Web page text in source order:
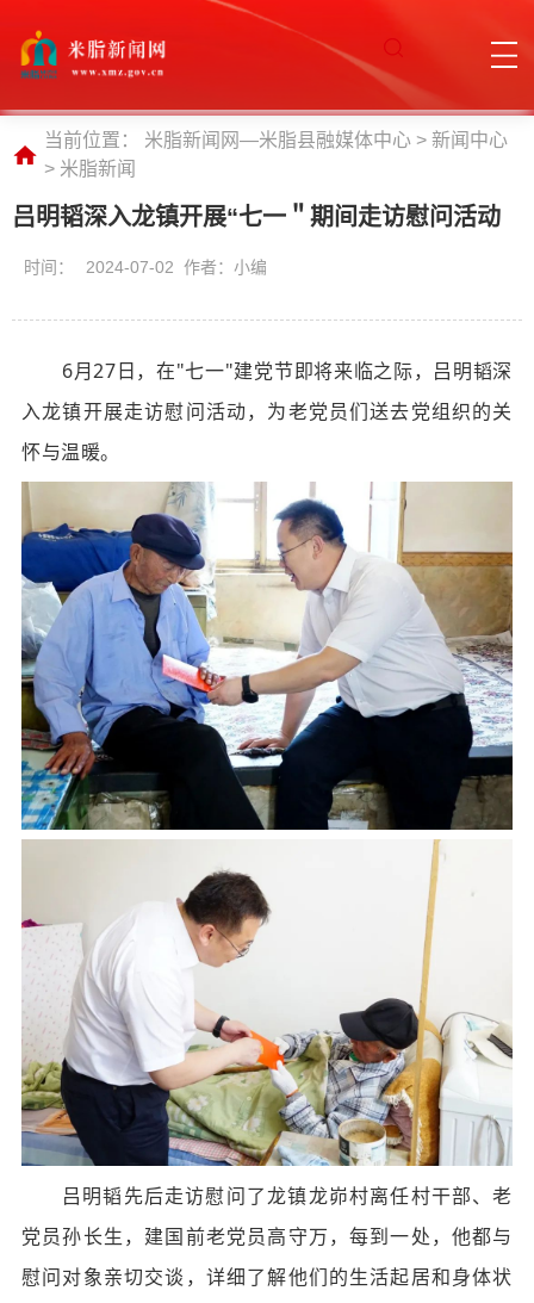
当前位置： 米脂新闻网—米脂县融媒体中心 > 新闻中心
> 米脂新闻
吕明韬深入龙镇开展“七一＂期间走访慰问活动
时间： 2024-07-02 作者：小编
6月27日，在"七一"建党节即将来临之际，吕明韬深
入龙镇开展走访慰问活动，为老党员们送去党组织的关
怀与温暖。
吕明韬先后走访慰问了龙镇龙峁村离任村干部、老
党员孙长生，建国前老党员高守万，每到一处，他都与
慰问对象亲切交谈，详细了解他们的生活起居和身体状